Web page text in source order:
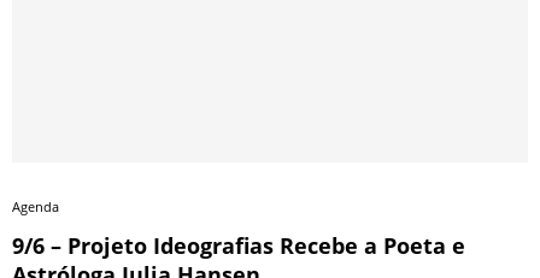
Agenda
9/6 – Projeto Ideografias Recebe a Poeta e